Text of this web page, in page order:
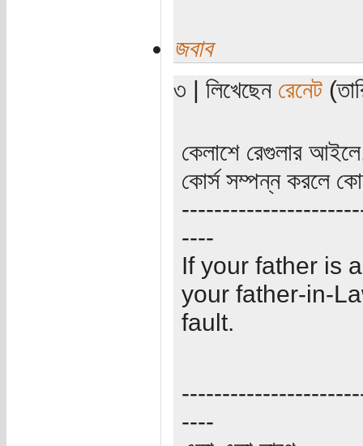
জবাব
৩ | লিখেছেন রেনেট
কেলাশে রেগুলার
কোর্স সম্পন্ন করলে
----
If your father is
your father-in-
fault.
----